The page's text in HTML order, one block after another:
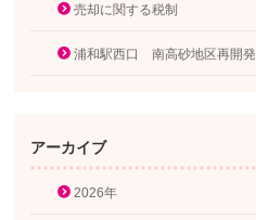
売却に関する税制
浦和駅西口 南高砂地区再開発
アーカイブ
2026年